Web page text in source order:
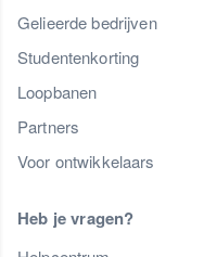
Gelieerde bedrijven
Studentenkorting
Loopbanen
Partners
Voor ontwikkelaars
Heb je vragen?